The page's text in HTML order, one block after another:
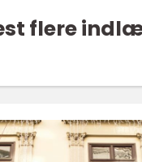
flere